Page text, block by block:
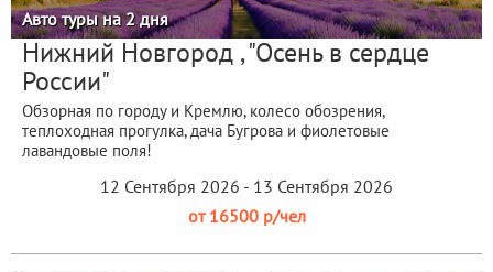
Авто туры на 2 дня
Нижний Новгород , "Осень в сердце
России"
Обзорная по городу и Кремлю, колесо обозрения,
теплоходная прогулка, дача Бугрова и фиолетовые
лавандовые поля!
12 Сентября 2026 - 13 Сентября 2026
от 16500 р/чел